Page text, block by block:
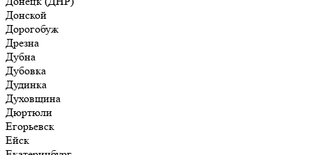
Донской
Дорогобуж
Дрезна
Дубна
Дубовка
Дудинка
Духовщина
Дюртюли
Егорьевск
Ейск